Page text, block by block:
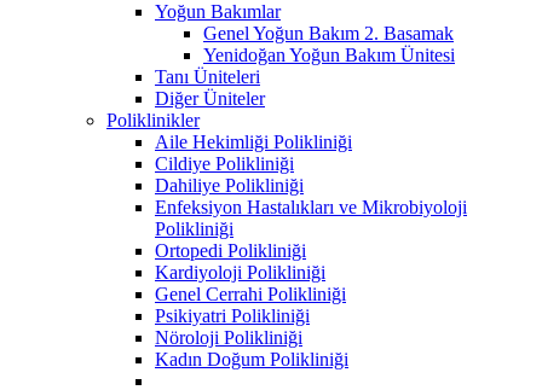
Yoğun Bakımlar
Genel Yoğun Bakım 2. Basamak
Yenidoğan Yoğun Bakım Ünitesi
Tanı Üniteleri
Diğer Üniteler
Poliklinikler
Aile Hekimliği Polikliniği
Cildiye Polikliniği
Dahiliye Polikliniği
Enfeksiyon Hastalıkları ve Mikrobiyoloji
Polikliniği
Ortopedi Polikliniği
Kardiyoloji Polikliniği
Genel Cerrahi Polikliniği
Psikiyatri Polikliniği
Nöroloji Polikliniği
Kadın Doğum Polikliniği